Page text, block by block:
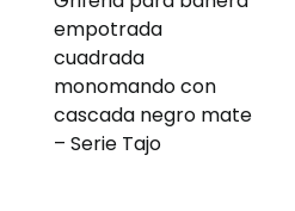
empotrada
cuadrada
monomando con
cascada negro mate
– Serie Tajo